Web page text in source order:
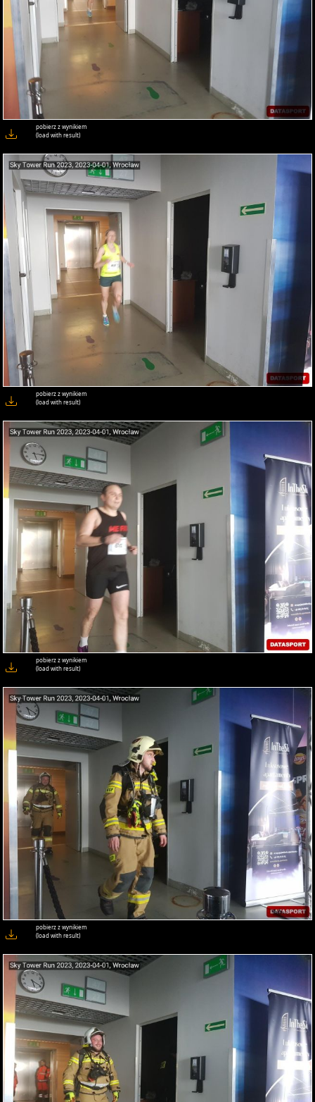
pobierz z wynikiem
(load with result)
pobierz z wynikiem
(load with result)
pobierz z wynikiem
(load with result)
pobierz z wynikiem
(load with result)